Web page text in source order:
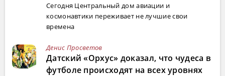
Сегодня Центральный дом авиации и
космонавтики переживает не лучшие свои
времена
Денис Просветов
Датский «Орхус» доказал, что чудеса в
футболе происходят на всех уровнях